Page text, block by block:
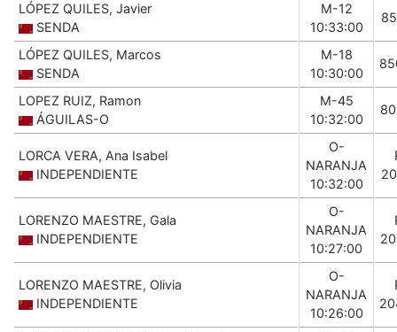
LÓPEZ QUILES, Javier
SENDA
M-12
10:33:00
LÓPEZ QUILES, Marcos
SENDA
M-18
10:30:00
LOPEZ RUIZ, Ramon
ÁGUILAS-O
M-45
10:32:00
LORCA VERA, Ana Isabel
INDEPENDIENTE
O-
NARANJA
10:32:00
LORENZO MAESTRE, Gala
INDEPENDIENTE
O-
NARANJA
10:27:00
LORENZO MAESTRE, Olivia
INDEPENDIENTE
O-
NARANJA
10:26:00